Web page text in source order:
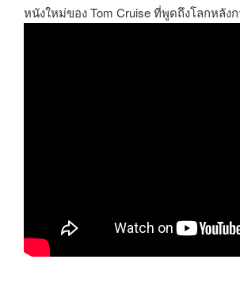
หนังใหม่ของ Tom Cruise ที่พูดถึงโลกหลัง